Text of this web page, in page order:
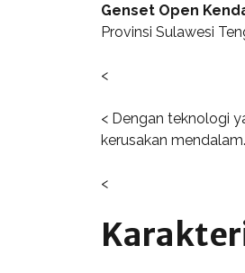
Genset Open
Provinsi Sulawesi
<
< Dengan teknologi
kerusakan
<